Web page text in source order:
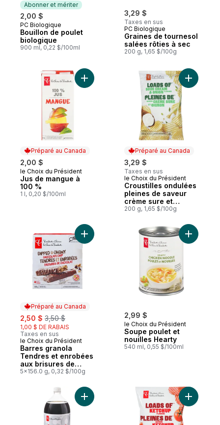
Abonner et mériter
2,00 $
Abonner et mériter
PC Biologique
Bouillon de poulet
biologique
900 ml, 0,22 $/100ml
3,29 $
Taxes en sus
PC Biologique
Graines de tournesol
salées rôties à sec
200 g, 1,65 $/100g
Préparé au Canada
2,00 $
Préparé au Canada
le Choix du Président
Jus de mangue à
100 %
1 l, 0,20 $/100ml
Ajouter Jus de mangue à 100 % au panier
Préparé au Canada
3,29 $
Taxes en sus
Préparé au Canada
le Choix du Président
Croustilles ondulées
pleines de saveur
crème sure et
oignon
200 g, 1,65 $/100g
Ajouter
Préparé au Canada
sale:
2,50 $ , formerly:
3,50 $
1,00 $ DE RABAIS
Taxes en sus
Préparé au Canada
le Choix du Président
Barres granola
Tendres et enrobées
aux brisures de
chocolat
5x156.0 g, 0,32 $/100g
Ajouter Barres granola Tendres et
2,99 $
le Choix du Président
Soupe poulet et
nouilles Hearty
540 ml, 0,55 $/100ml
Ajouter
Ajouter Cola diète au panier